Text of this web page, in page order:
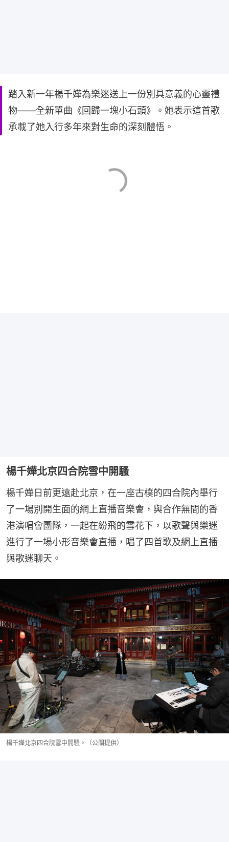
踏入新一年楊千嬅為樂迷送上一份別具意義的心靈禮
物——全新單曲《回歸一塊小石頭》。她表示這首歌
承載了她入行多年來對生命的深刻體悟。
楊千嬅北京四合院雪中開騷
楊千嬅日前更遠赴北京，在一座古樸的四合院內舉行
了一場別開生面的網上直播音樂會，與合作無間的香
港演唱會團隊，一起在紛飛的雪花下，以歌聲與樂迷
進行了一場小形音樂會直播，唱了四首歌及網上直播
與歌迷聊天。
楊千嬅北京四合院雪中開騷。（公關提供）